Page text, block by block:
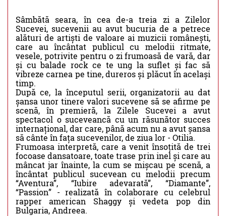
Sâmbătă seara, în cea de-a treia zi a Zilelor
Sucevei, sucevenii au avut bucuria de a petrece
alături de artiști de valoare ai muzicii românești,
care au încântat publicul cu melodii ritmate,
vesele, potrivite pentru o zi frumoasă de vară, dar
și cu balade rock ce te ung la suflet și fac să
vibreze carnea pe tine, dureros și plăcut în același
timp.
După ce, la începutul serii, organizatorii au dat
șansa unor tinere valori sucevene să se afirme pe
scenă, în premieră, la Zilele Sucevei a avut
spectacol o suceveancă cu un răsunător succes
internațional, dar care, până acum nu a avut șansa
să cânte în fața sucevenilor, de ziua lor - Otilia.
Frumoasa interpretă, care a venit însoțită de trei
focoase dansatoare, toate trase prin inel și care au
mâncat jar înainte, la cum se mișcau pe scenă, a
încântat publicul sucevean cu melodii precum
“Aventura”, “Iubire adevarată”, “Diamante”,
“Passion” - realizată în colaborare cu celebrul
rapper american Shaggy și vedeta pop din
Bulgaria, Andreea.